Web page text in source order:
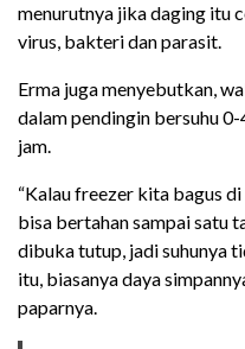
menurutnya jika daging itu
virus, bakteri dan parasit.
Erma juga menyebutkan,
dalam pendingin bersuhu
jam.
“Kalau freezer kita bagus
bisa bertahan sampai satu
dibuka tutup, jadi suhunya
itu, biasanya daya
paparnya.